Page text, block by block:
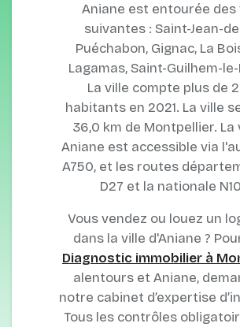
Aniane est entourée des
suivantes : Saint-Jean-
Puéchabon, Gignac, La
Lagamas, Saint-Guilhem-
La ville compte plus de
habitants en 2021. La ville
36,0 km de Montpellier. La
Aniane est accessible via
A750, et les routes
D27 et la nationale
Vous vendez ou louez un
dans la ville d'Aniane ?
Diagnostic immobilier à
alentours et Aniane,
notre cabinet d’expertise
Tous les contrôles